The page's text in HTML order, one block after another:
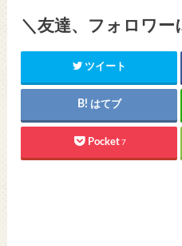
＼友達、フォロワー
ツイート
はてブ
Pocket 7